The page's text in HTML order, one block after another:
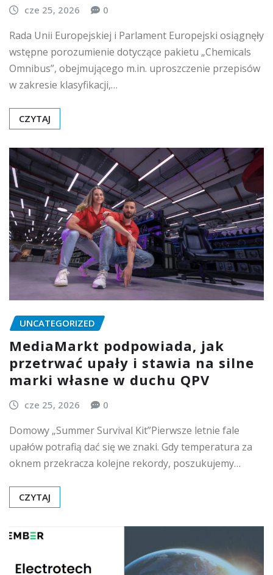
cze 25, 2026 0
Rada Unii Europejskiej i Parlament Europejski osiągnęły
wstępne porozumienie dotyczące pakietu „Chemicals
Omnibus”, obejmującego m.in. uproszczenie przepisów
w zakresie klasyfikacji,…
CZYTAJ
UNCATEGORIZED
MediaMarkt podpowiada, jak
przetrwać upały i stawia na silne
marki własne w duchu QPV
cze 25, 2026 0
Domowy „Summer Survival Kit”Pierwsze letnie fale
upałów potrafią dać się we znaki. Gdy temperatura za
oknem przekracza kolejne rekordy, poszukujemy…
CZYTAJ